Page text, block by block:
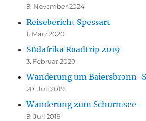
8. November 2024
Reisebericht Spessart
1. März 2020
Südafrika Roadtrip 2019
3. Februar 2020
Wanderung um Baiersbronn-
20. Juli 2019
Wanderung zum Schurmsee
8. Juli 2019